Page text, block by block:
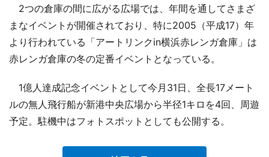
2つの倉庫の間に広がる広場では、年間を通してさまざ
まなイベントが開催されており、特に2005（平成17）年
より行われている「アートリンクin横浜赤レンガ倉庫」は
赤レンガ倉庫の冬の定番イベントとなっている。
1億人達成記念イベントとして今月31日、全長17メート
ルの無人飛行船が新港中央広場から半径1キロを4回、周遊
予定。駐機中はフォトスポットとしても公開する。